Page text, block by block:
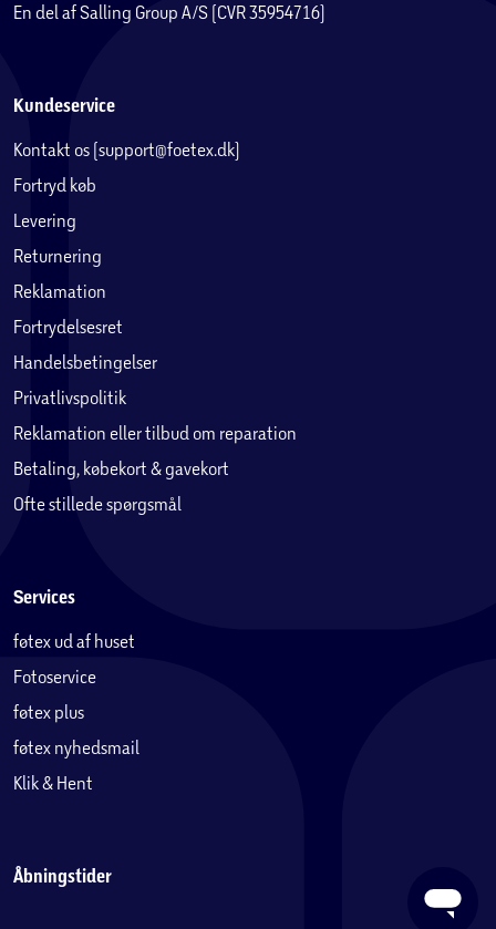
En del af Salling Group A/S (CVR 35954716)
Kundeservice
Kontakt os (support@foetex.dk)
Fortryd køb
Levering
Returnering
Reklamation
Fortrydelsesret
Handelsbetingelser
Privatlivspolitik
Reklamation eller tilbud om reparation
Betaling, købekort & gavekort
Ofte stillede spørgsmål
Services
føtex ud af huset
Fotoservice
føtex plus
føtex nyhedsmail
Klik & Hent
Åbningstider